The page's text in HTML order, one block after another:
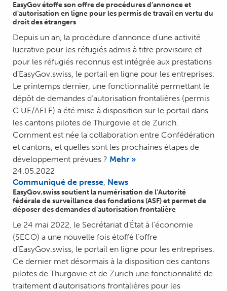
EasyGov étoffe son offre de procédures d’annonce et
d’autorisation en ligne pour les permis de travail en vertu du
droit des étrangers
Depuis un an, la procédure d’annonce d’une activité
lucrative pour les réfugiés admis à titre provisoire et
pour les réfugiés reconnus est intégrée aux prestations
d’EasyGov.swiss, le portail en ligne pour les entreprises.
Le printemps dernier, une fonctionnalité permettant le
dépôt de demandes d’autorisation frontalières (permis
G UE/AELE) a été mise à disposition sur le portail dans
les cantons pilotes de Thurgovie et de Zurich.
Comment est née la collaboration entre Confédération
et cantons, et quelles sont les prochaines étapes de
développement prévues ? Mehr »
24.05.2022
Communiqué de presse, News
EasyGov.swiss soutient la numérisation de l’Autorité
fédérale de surveillance des fondations (ASF) et permet de
déposer des demandes d’autorisation frontalière
Le 24 mai 2022, le Secrétariat d’État à l’économie
(SECO) a une nouvelle fois étoffé l’offre
d’EasyGov.swiss, le portail en ligne pour les entreprises.
Ce dernier met désormais à la disposition des cantons
pilotes de Thurgovie et de Zurich une fonctionnalité de
traitement d’autorisations frontalières pour les